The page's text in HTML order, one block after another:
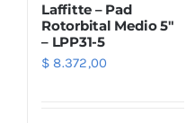
Laffitte – Pad
Rotorbital Medio 5″
– LPP31-5
$ 8.372,00